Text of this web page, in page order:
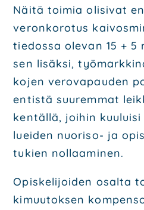
Näi­tä toi­mia oli­si­vat
veron­ko­ro­tus
tie­dos­sa ole­van 15 +
sen lisäk­si,
ko­jen vero­va­pau­den
entis­tä suu­rem­mat
ken­täl­lä, joi­hin
luei­den nuo­ri­so- ja
tukien nol­laa­mi­nen.
Opis­ke­li­joi­den osal­ta
ki­muu­tok­sen